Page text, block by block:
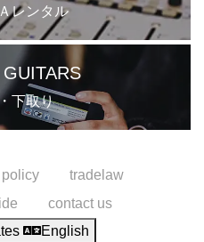
レンタル
下取り
policy
tradelaw
contact us
English